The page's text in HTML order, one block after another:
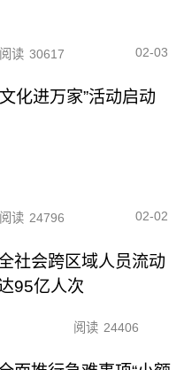
阅读 30617 02-03
化进万家”活动启动
阅读 24796 02-02
社会跨区域人员流动
95亿人次
阅读 24406